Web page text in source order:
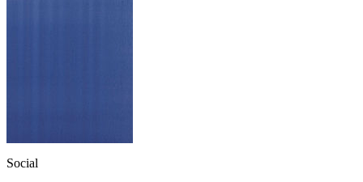
Social